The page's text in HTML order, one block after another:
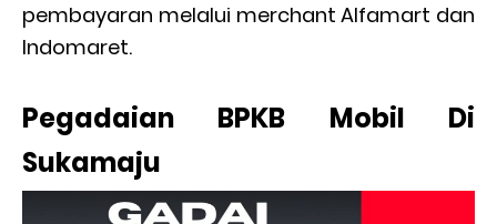
pembayaran melalui merchant Alfamart dan
Indomaret.
Pegadaian BPKB Mobil Di
Sukamaju